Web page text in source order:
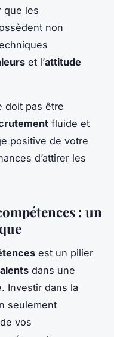
que les
non
et l’attitude
doit pas être
fluide et
positive de votre
d’attirer les
: un
est un pilier
dans une
Investir dans la
seulement
de vos